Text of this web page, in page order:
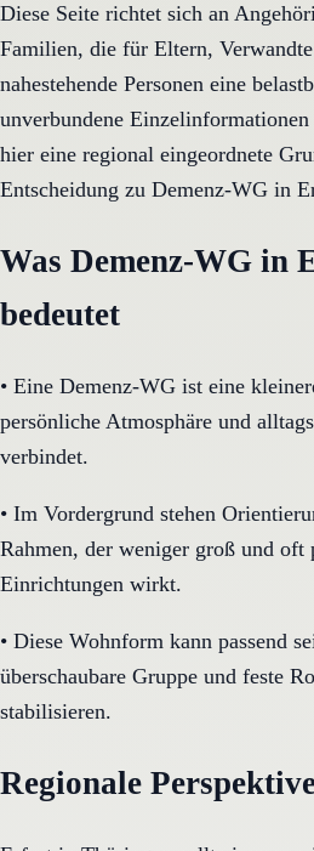
Diese Seite richtet sich an
Familien, die für Eltern,
nahestehende Personen eine
unverbundene
hier eine regional eingeordnete
Entscheidung zu Demenz-WG in
Was Demenz-WG in
bedeutet
• Eine Demenz-WG ist eine
persönliche Atmosphäre und
verbindet.
• Im Vordergrund stehen
Rahmen, der weniger groß und oft
Einrichtungen wirkt.
• Diese Wohnform kann passend
überschaubare Gruppe und feste
stabilisieren.
Regionale